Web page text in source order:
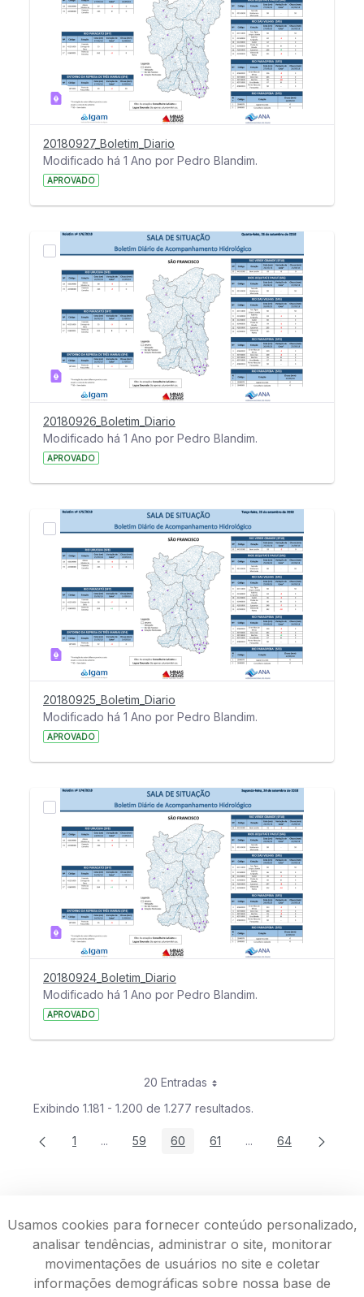
20180927_Boletim_Diario
Modificado há 1 Ano por Pedro Blandim.
APROVADO
20180926_Boletim_Diario
Modificado há 1 Ano por Pedro Blandim.
APROVADO
20180925_Boletim_Diario
Modificado há 1 Ano por Pedro Blandim.
APROVADO
20180924_Boletim_Diario
Modificado há 1 Ano por Pedro Blandim.
APROVADO
20 Entradas
Exibindo 1.181 - 1.200 de 1.277 resultados.
Página
1 ...Páginas intermediárias Usar ABA para navegar.
Página
59 Página
60 Página
61 ...PáginasPágina
64
Usamos cookies para fornecer conteúdo personalizado,
analisar tendências, administrar o site, monitorar
movimentações de usuários no site e coletar
informações demográficas sobre nossa base de